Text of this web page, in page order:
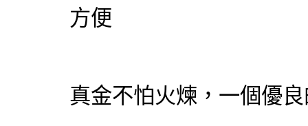
方便
真金不怕火煉，一個優